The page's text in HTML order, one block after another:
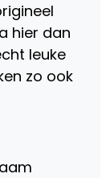
hier dan
leuke
zo ook